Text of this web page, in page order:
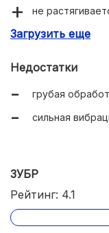
не
надежность.
Загрузить еще
Недостатки
грубая
сильная
ЗУБР
Рейтинг: 4.1